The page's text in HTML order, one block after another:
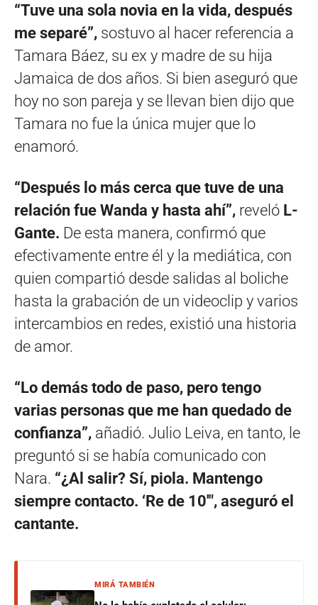
“Tuve una sola novia en la vida, después
me separé”, sostuvo al hacer referencia a
Tamara Báez, su ex y madre de su hija
Jamaica de dos años. Si bien aseguró que
hoy no son pareja y se llevan bien dijo que
Tamara no fue la única mujer que lo
enamoró.
“Después lo más cerca que tuve de una
relación fue Wanda y hasta ahí”, reveló L-
Gante. De esta manera, confirmó que
efectivamente entre él y la mediática, con
quien compartió desde salidas al boliche
hasta la grabación de un videoclip y varios
intercambios en redes, existió una historia
de amor.
“Lo demás todo de paso, pero tengo
varias personas que me han quedado de
confianza”, añadió. Julio Leiva, en tanto, le
preguntó si se había comunicado con
Nara. “¿Al salir? Sí, piola. Mantengo
siempre contacto. ‘Re de 10′″, aseguró el
cantante.
MIRÁ TAMBIÉN